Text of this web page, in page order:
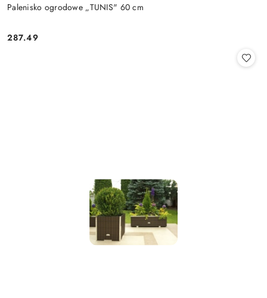
Palenisko ogrodowe „TUNIS" 60 cm
Cena:
287.49